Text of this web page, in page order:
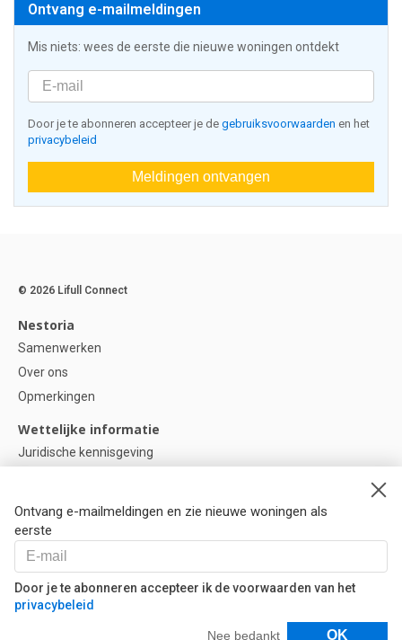
Ontvang e-mailmeldingen
Mis niets: wees de eerste die nieuwe woningen ontdekt
Door je te abonneren accepteer je de gebruiksvoorwaarden en het
privacybeleid
Meldingen ontvangen
Ontvang e-mailmeldingen en zie nieuwe woningen als
eerste
Door je te abonneren accepteer ik de voorwaarden van het
privacybeleid
Nee bedankt OK
Filters
© 2026 Lifull Connect
Nestoria
Samenwerken
Over ons
Opmerkingen
Wettelijke informatie
Juridische kennisgeving
Cookie instellingen
Help
Vragen
Onze partners